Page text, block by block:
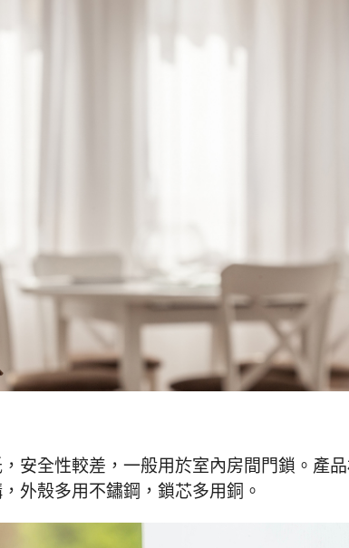
安全性較差，一般用於室內房間門鎖。產
外殼多用不鏽鋼，鎖芯多用銅。